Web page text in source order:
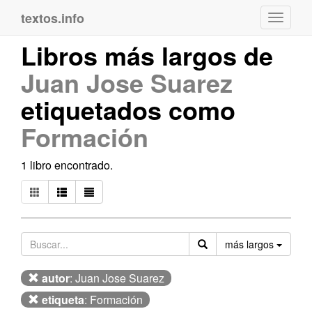
textos.info
Libros más largos de
Juan Jose Suarez
etiquetados como
Formación
1 libro encontrado.
más largos
autor: Juan Jose Suarez
etiqueta: Formación